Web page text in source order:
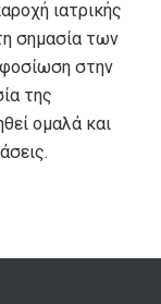
ιατρικής
σημασία των
στην
της
ομαλά και